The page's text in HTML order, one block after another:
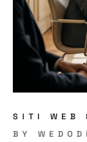
SITI WEB
BY